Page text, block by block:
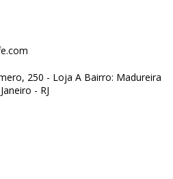
250 - Loja A Bairro: Madureira
- RJ